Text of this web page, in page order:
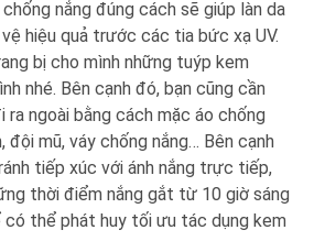
nắng đúng cách sẽ giúp làn da
hiệu quả trước các tia bức xạ UV.
bị cho mình những tuýp kem
nhé. Bên cạnh đó, bạn cũng cần
ra ngoài bằng cách mặc áo chống
đội mũ, váy chống nắng… Bên cạnh
tiếp xúc với ánh nắng trực tiếp,
thời điểm nắng gắt từ 10 giờ sáng
có thể phát huy tối ưu tác dụng kem